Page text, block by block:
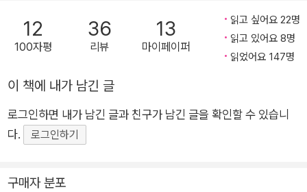
12
100자평
36
리뷰
13
마이페이퍼
읽고 싶어요 22명
읽고 있어요 8명
읽었어요 147명
이 책에 내가 남긴 글
로그인하면 내가 남긴 글과 친구가 남긴 글을 확인할 수 있습니
다.
로그인하기
구매자 분포